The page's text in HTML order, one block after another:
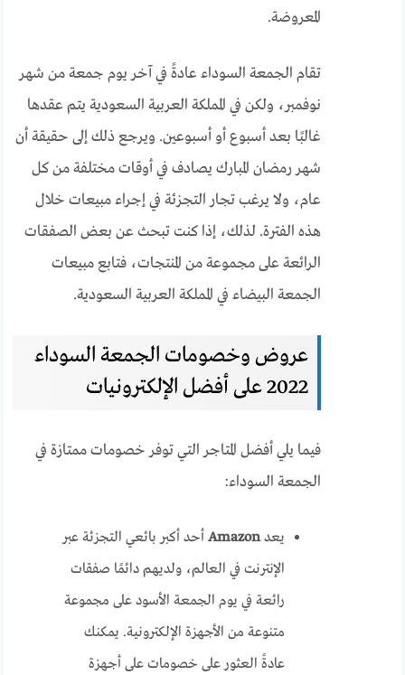
المعروضة.
تقام الجمعة السوداء عادةً في آخر يوم جمعة من شهر
نوفمبر، ولكن في المملكة العربية السعودية يتم عقدها
غالبًا بعد أسبوع أو أسبوعين. ويرجع ذلك إلى حقيقة أن
شهر رمضان المبارك يصادف في أوقات مختلفة من كل
عام، ولا يرغب تجار التجزئة في إجراء مبيعات خلال
هذه الفترة. لذلك، إذا كنت تبحث عن بعض الصفقات
الرائعة على مجموعة من المنتجات، فتابع مبيعات
الجمعة البيضاء في المملكة العربية السعودية.
عروض وخصومات الجمعة السوداء
2022 على أفضل الإلكترونيات
فيما يلي أفضل المتاجر التي توفر خصومات ممتازة في
الجمعة السوداء:
يعدAmazon أحد أكبر بائعي التجزئة عبر
الإنترنت في العالم، ولديهم دائمًا صفقات
رائعة في يوم الجمعة الأسود على مجموعة
متنوعة من الأجهزة الإلكترونية. يمكنك
عادةً العثور على خصومات على أجهزة